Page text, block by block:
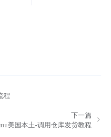
程
下一篇
美国本土-调用仓库发货教程